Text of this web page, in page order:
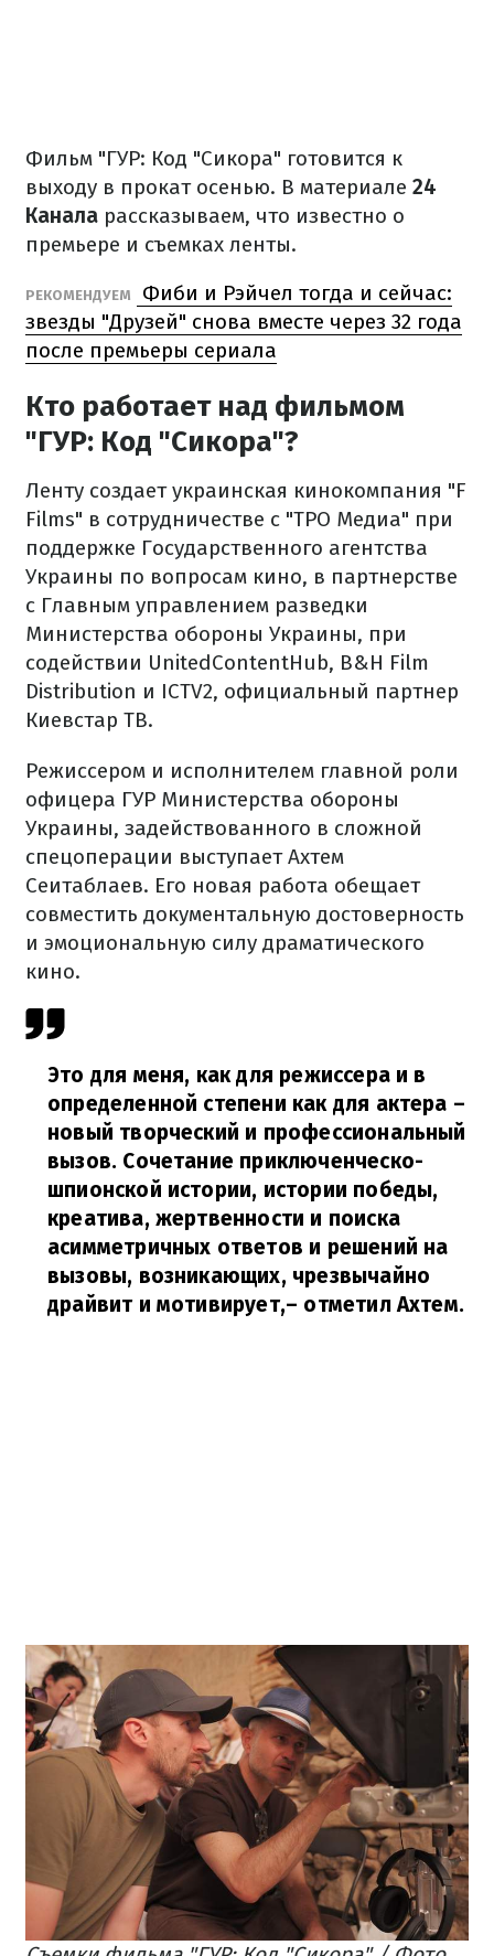
Фильм "ГУР: Код "Сикора" готовится к
выходу в прокат осенью. В материале 24
Канала рассказываем, что известно о
премьере и съемках ленты.
РЕКОМЕНДУЕМ
Фиби и Рэйчел тогда и сейчас:
звезды "Друзей" снова вместе через 32 года
после премьеры сериала
Кто работает над фильмом
"ГУР: Код "Сикора"?
Ленту создает украинская кинокомпания "F
Films" в сотрудничестве с "ТРО Медиа" при
поддержке Государственного агентства
Украины по вопросам кино, в партнерстве
с Главным управлением разведки
Министерства обороны Украины, при
содействии UnitedContentHub, B&H Film
Distribution и ICTV2, официальный партнер
Киевстар ТВ.
Режиссером и исполнителем главной роли
офицера ГУР Министерства обороны
Украины, задействованного в сложной
спецоперации выступает Ахтем
Сеитаблаев. Его новая работа обещает
совместить документальную достоверность
и эмоциональную силу драматического
кино.
Это для меня, как для режиссера и в
определенной степени как для актера –
новый творческий и профессиональный
вызов. Сочетание приключенческо-
шпионской истории, истории победы,
креатива, жертвенности и поиска
асимметричных ответов и решений на
вызовы, возникающих, чрезвычайно
драйвит и мотивирует,– отметил Ахтем.